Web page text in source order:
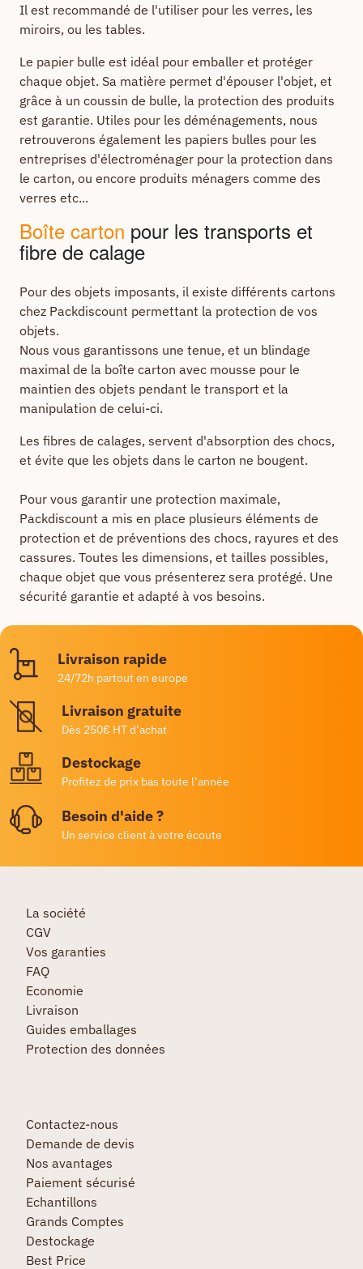
Il est recommandé de l'utiliser pour les verres, les
miroirs, ou les tables.
Le papier bulle est idéal pour emballer et protéger
chaque objet. Sa matière permet d'épouser l'objet, et
grâce à un coussin de bulle, la protection des produits
est garantie. Utiles pour les déménagements, nous
retrouverons également les papiers bulles pour les
entreprises d'électroménager pour la protection dans
le carton, ou encore produits ménagers comme des
verres etc...
Boîte carton pour les transports et
fibre de calage
Pour des objets imposants, il existe différents cartons
chez Packdiscount permettant la protection de vos
objets.
Nous vous garantissons une tenue, et un blindage
maximal de la boîte carton avec mousse pour le
maintien des objets pendant le transport et la
manipulation de celui-ci.
Les fibres de calages, servent d'absorption des chocs,
et évite que les objets dans le carton ne bougent.
Pour vous garantir une protection maximale,
Packdiscount a mis en place plusieurs éléments de
protection et de préventions des chocs, rayures et des
cassures. Toutes les dimensions, et tailles possibles,
chaque objet que vous présenterez sera protégé. Une
sécurité garantie et adapté à vos besoins.
Livraison rapide
24/72h partout en europe
Livraison gratuite
Dès 250€ HT d’achat
Destockage
Profitez de prix bas toute l’année
Besoin d'aide ?
Un service client à votre écoute
La société
CGV
Vos garanties
FAQ
Economie
Livraison
Guides emballages
Protection des données
Contactez-nous
Demande de devis
Nos avantages
Paiement sécurisé
Echantillons
Grands Comptes
Destockage
Best Price